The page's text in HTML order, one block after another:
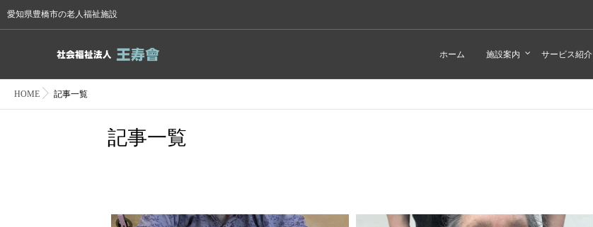
愛知県豊橋市の老人福祉施設
ホーム 施設案内 サービス紹介
HOME 記事一覧
記事一覧